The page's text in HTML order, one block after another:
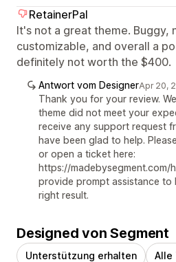
RetainerPal
It's not a great theme. Buggy,
customizable, and overall a
definitely not worth the $400.
Antwort vom DesignerApr 20,
Thank you for your review.
theme did not meet your
receive any support request
have been glad to help.
or open a ticket here:
https://madebysegment.com/
provide prompt assistance to
right result.
Designed von Segment
Unterstützung erhalten Alle